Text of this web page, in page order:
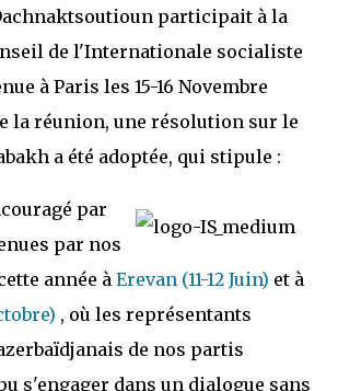
participait à la
de l'Internationale socialiste
à Paris les 15-16 Novembre
la réunion, une résolution sur le
a été adoptée, qui stipule :
par
par nos
année à Erevan (11-12 Juin) et à
, où les représentants
de nos partis
s'engager dans un dialogue sans